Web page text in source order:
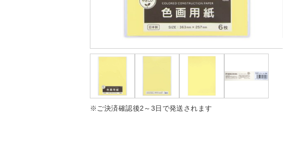
※ご決済確認後2～3日で発送されます